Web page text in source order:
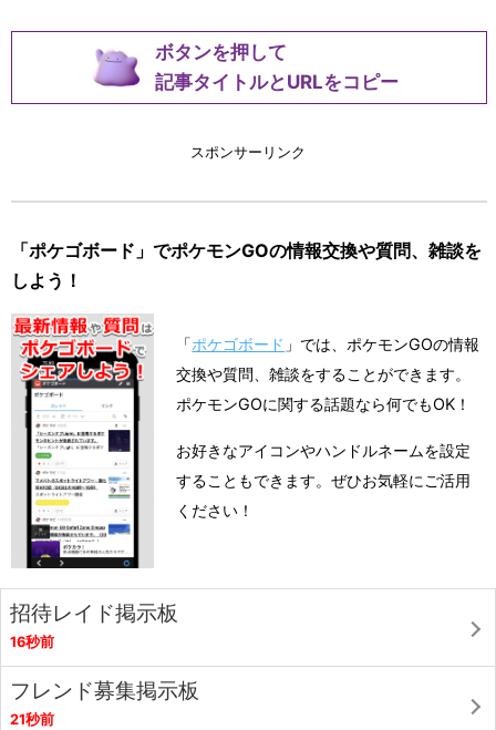
ボタンを押して
記事タイトルとURLをコピー
スポンサーリンク
「ポケゴボード」でポケモンGOの情報交換や質問、雑談を
しよう！
「ポケゴボード 」では、ポケモンGOの情報
交換や質問、雑談をすることができます。
ポケモンGOに関する話題なら何でもOK！
お好きなアイコンやハンドルネームを設定
することもできます。ぜひお気軽にご活用
ください！
招待レイド掲示板
16秒前
フレンド募集掲示板
21秒前